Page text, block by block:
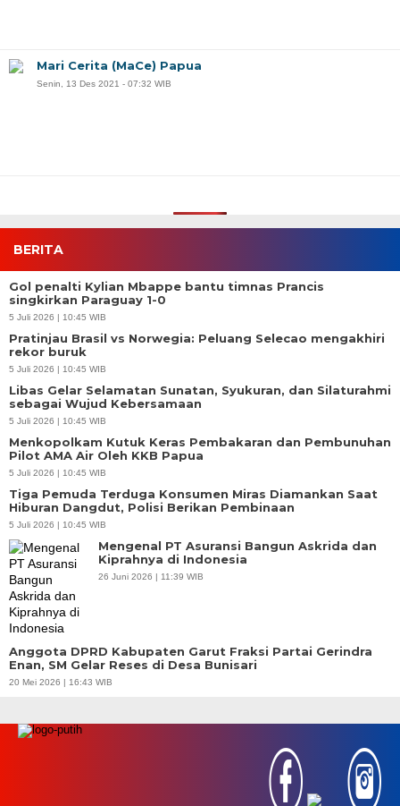
Mari Cerita (MaCe) Papua
Senin, 13 Des 2021 - 07:32 WIB
BERITA
Gol penalti Kylian Mbappe bantu timnas Prancis
singkirkan Paraguay 1-0
5 Juli 2026 | 10:45 WIB
Pratinjau Brasil vs Norwegia: Peluang Selecao mengakhiri
rekor buruk
5 Juli 2026 | 10:45 WIB
Libas Gelar Selamatan Sunatan, Syukuran, dan Silaturahmi
sebagai Wujud Kebersamaan
5 Juli 2026 | 10:45 WIB
Menkopolkam Kutuk Keras Pembakaran dan Pembunuhan
Pilot AMA Air Oleh KKB Papua
5 Juli 2026 | 10:45 WIB
Tiga Pemuda Terduga Konsumen Miras Diamankan Saat
Hiburan Dangdut, Polisi Berikan Pembinaan
5 Juli 2026 | 10:45 WIB
Mengenal PT Asuransi Bangun Askrida dan
Kiprahnya di Indonesia
26 Juni 2026 | 11:39 WIB
Anggota DPRD Kabupaten Garut Fraksi Partai Gerindra
Enan, SM Gelar Reses di Desa Bunisari
20 Mei 2026 | 16:43 WIB